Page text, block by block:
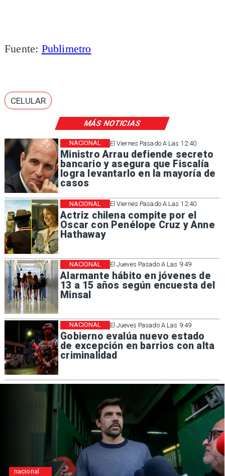
MÁS NOTICIAS
El Viernes Pasado A Las 12:40
Ministro Arrau defiende secreto
bancario y asegura que Fiscalía
logra levantarlo en la mayoría de
casos
NACIONAL
El Viernes Pasado A Las 12:40
Actriz chilena compite por el
Oscar con Penélope Cruz y Anne
Hathaway
NACIONAL
El Jueves Pasado A Las 9:49
Alarmante hábito en jóvenes de
13 a 15 años según encuesta del
Minsal
NACIONAL
El Jueves Pasado A Las 9:49
Gobierno evalúa nuevo estado
de excepción en barrios con alta
criminalidad
NACIONAL
Fuente: Publimetro
CELULAR
nacional